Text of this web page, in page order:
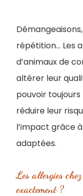
répétition… Les
d’animaux de
altérer leur
pouvoir
réduire leur
l’impact grâce
adaptées.
Les allergies
exactement ?